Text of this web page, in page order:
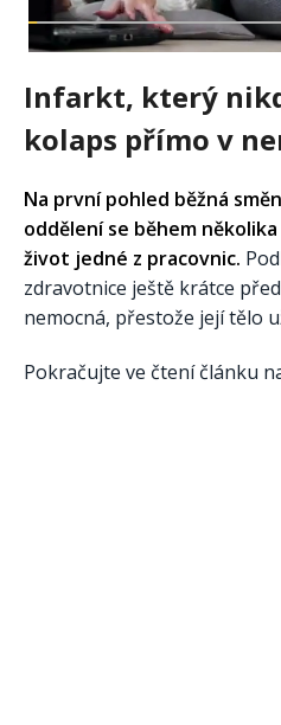
Infarkt, který
kolaps přímo v
Na první pohled běžná
oddělení se během
život jedné z pracovnic.
zdravotnice ještě krátce
nemocná, přestože její tělo
Pokračujte ve čtení článku